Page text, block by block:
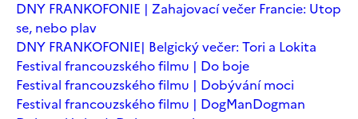
DNY FRANKOFONIE | Zahajovací večer Francie: Utop
se, nebo plav
DNY FRANKOFONIE| Belgický večer: Tori a Lokita
Festival francouzského filmu | Do boje
Festival francouzského filmu | Dobývání moci
Festival francouzského filmu | DogManDogman